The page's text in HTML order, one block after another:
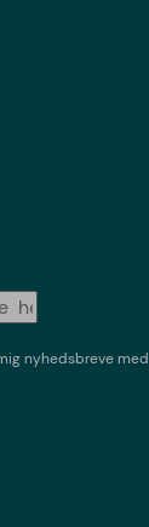
nyhedsbreve med